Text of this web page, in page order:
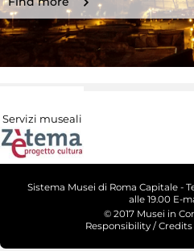
Servizi museali
Sistema Musei di Roma Capitale -
alle 19.00 E-
© 2017 Musei in
Responsibility /Credits